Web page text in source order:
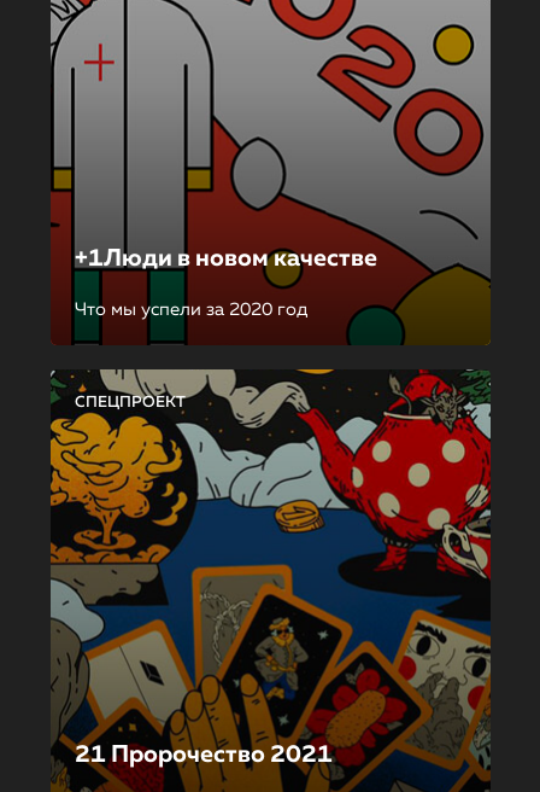
+1Люди в новом качестве
Что мы успели за 2020 год
СПЕЦПРОЕКТ
21 Пророчество 2021